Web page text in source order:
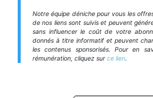
Notre équipe déniche pour vous les
de nos liens sont suivis et peuvent
sans influencer le coût de votre
donnés à titre informatif et peuvent
les contenus sponsorisés. Pour en
rémunération, cliquez sur ce lien.